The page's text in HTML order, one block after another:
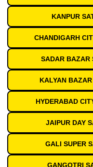
KANPUR
CHANDIGARH
SADAR BAZAR
KALYAN
HYDERABAD
JAIPUR DAY
GALI SUPER
GANGOTRI